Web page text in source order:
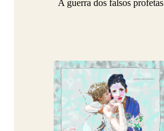
A guerra dos falsos profetas